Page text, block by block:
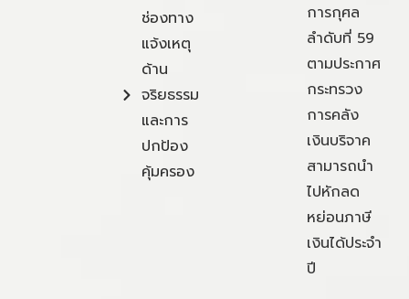
ช่องทาง
แจ้งเหตุ
ด้าน
จริยธรรม
และการ
ปกป้อง
คุ้มครอง
การกุศล
ลำดับที่ 59
ตามประกาศ
กระทรวง
การคลัง
เงินบริจาค
สามารถนำ
ไปหักลด
หย่อนภาษี
เงินได้ประจำ
ปี